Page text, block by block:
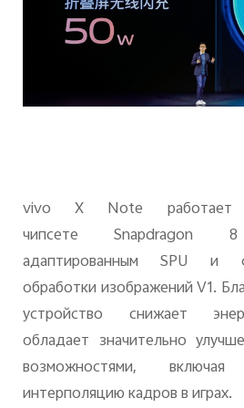
vivo X Note
чипсетеSnapdragon
адаптированнымSPU и
обработки изображенийV1.
устройство снижает
обладает значительно
возможностями,
интерполяцию кадров в играх.